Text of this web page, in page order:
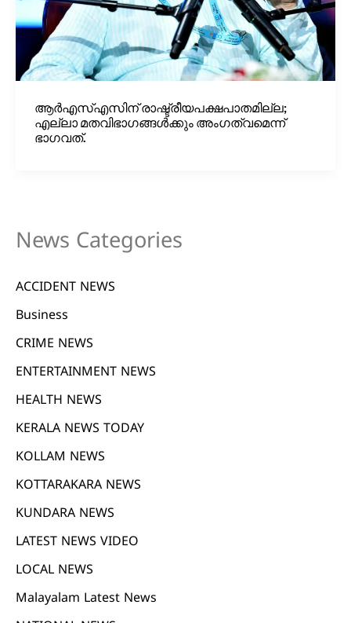
ആർഎസ്എസിന് രാഷ്ട്രീയപക്ഷപാതമില്ല;
എല്ലാ മതവിഭാഗങ്ങൾക്കും അംഗത്വമെന്ന്
ഭാഗവത്.
News Categories
ACCIDENT NEWS
Business
CRIME NEWS
ENTERTAINMENT NEWS
HEALTH NEWS
KERALA NEWS TODAY
KOLLAM NEWS
KOTTARAKARA NEWS
KUNDARA NEWS
LATEST NEWS VIDEO
LOCAL NEWS
Malayalam Latest News